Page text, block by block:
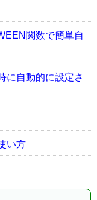
関数で簡単自
に自動的に設定さ
い方